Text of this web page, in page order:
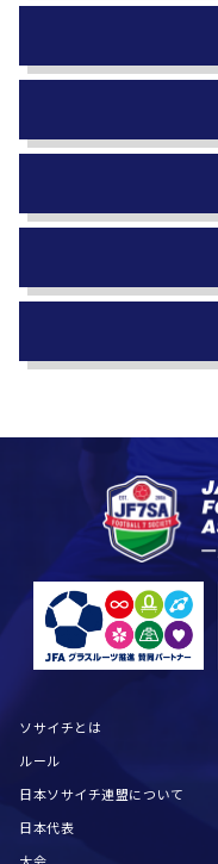
ソサイチとは
ルール
日本ソサイチ連盟について
日本代表